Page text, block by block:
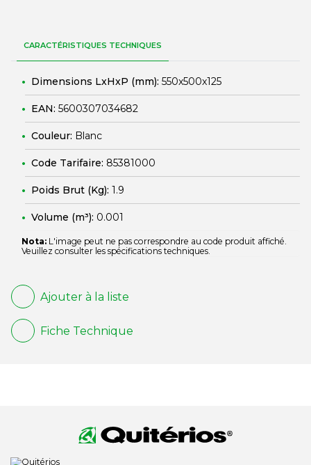
CARACTÉRISTIQUES TECHNIQUES
Dimensions LxHxP (mm): 550x500x125
EAN: 5600307034682
Couleur: Blanc
Code Tarifaire: 85381000
Poids Brut (Kg): 1.9
Volume (m³): 0.001
Nota: L'image peut ne pas correspondre au code produit affiché.
Veuillez consulter les spécifications techniques.
Ajouter à la liste
Fiche Technique